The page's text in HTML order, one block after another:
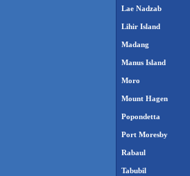
Lae Nadzab
Lihir Island
Madang
Manus Island
Moro
Mount Hagen
Popondetta
Port Moresby
Rabaul
Tabubil